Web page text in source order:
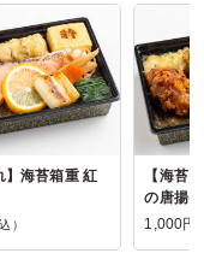
】海苔箱重 紅
）
【海苔
の唐揚げ
1,000円